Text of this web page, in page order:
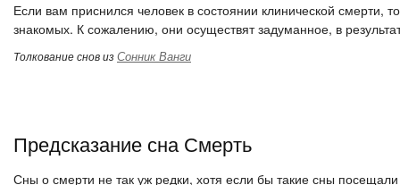
Если вам приснился человек в состоянии клинической смерти,
знакомых. К сожалению, они осуществят задуманное, в
Толкование снов изСонник Ванги
Предсказание сна Смерть
Сны о смерти не так уж редки, хотя если бы такие сны